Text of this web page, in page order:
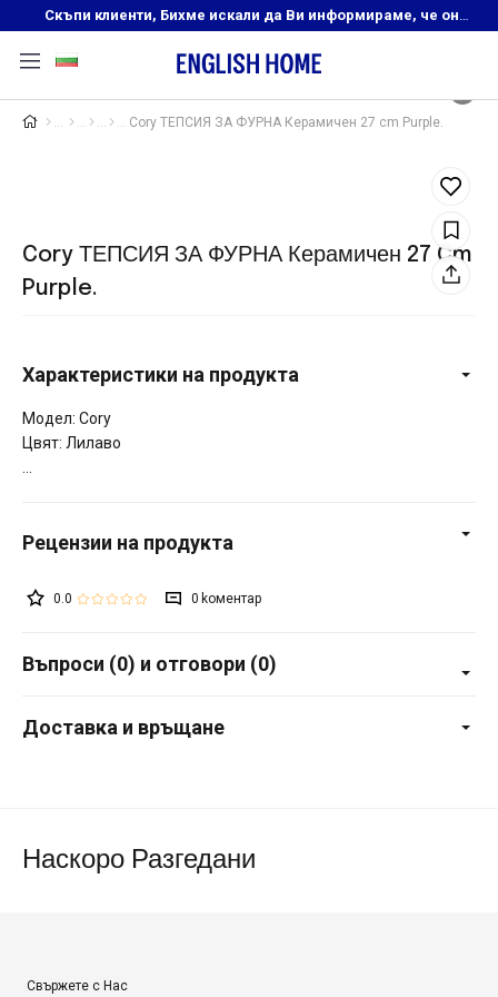
Скъпи клиенти, Бихме искали да Ви информираме, че онлайн магазинът на English Home преустановява своята дейност. Прекрасният ни и усмихнат екип ,Ви очаква в нашите физически магазини, където ще откриете любимите си продукти! Благодарим Ви, че сте част от семейството на Еnglish Home!
Cory ТЕПСИЯ ЗА ФУРНА Керамичен 27 cm Purple.
Cory ТЕПСИЯ ЗА ФУРНА Керамичен 27 Cm
Purple.
Характеристики на продукта
Модел: Cory
Цвят: Лилаво
0.0 0
Въпроси (0) и отговори (0)
Доставка и връщане
Наскоро Разгедани
Свържете с Нас